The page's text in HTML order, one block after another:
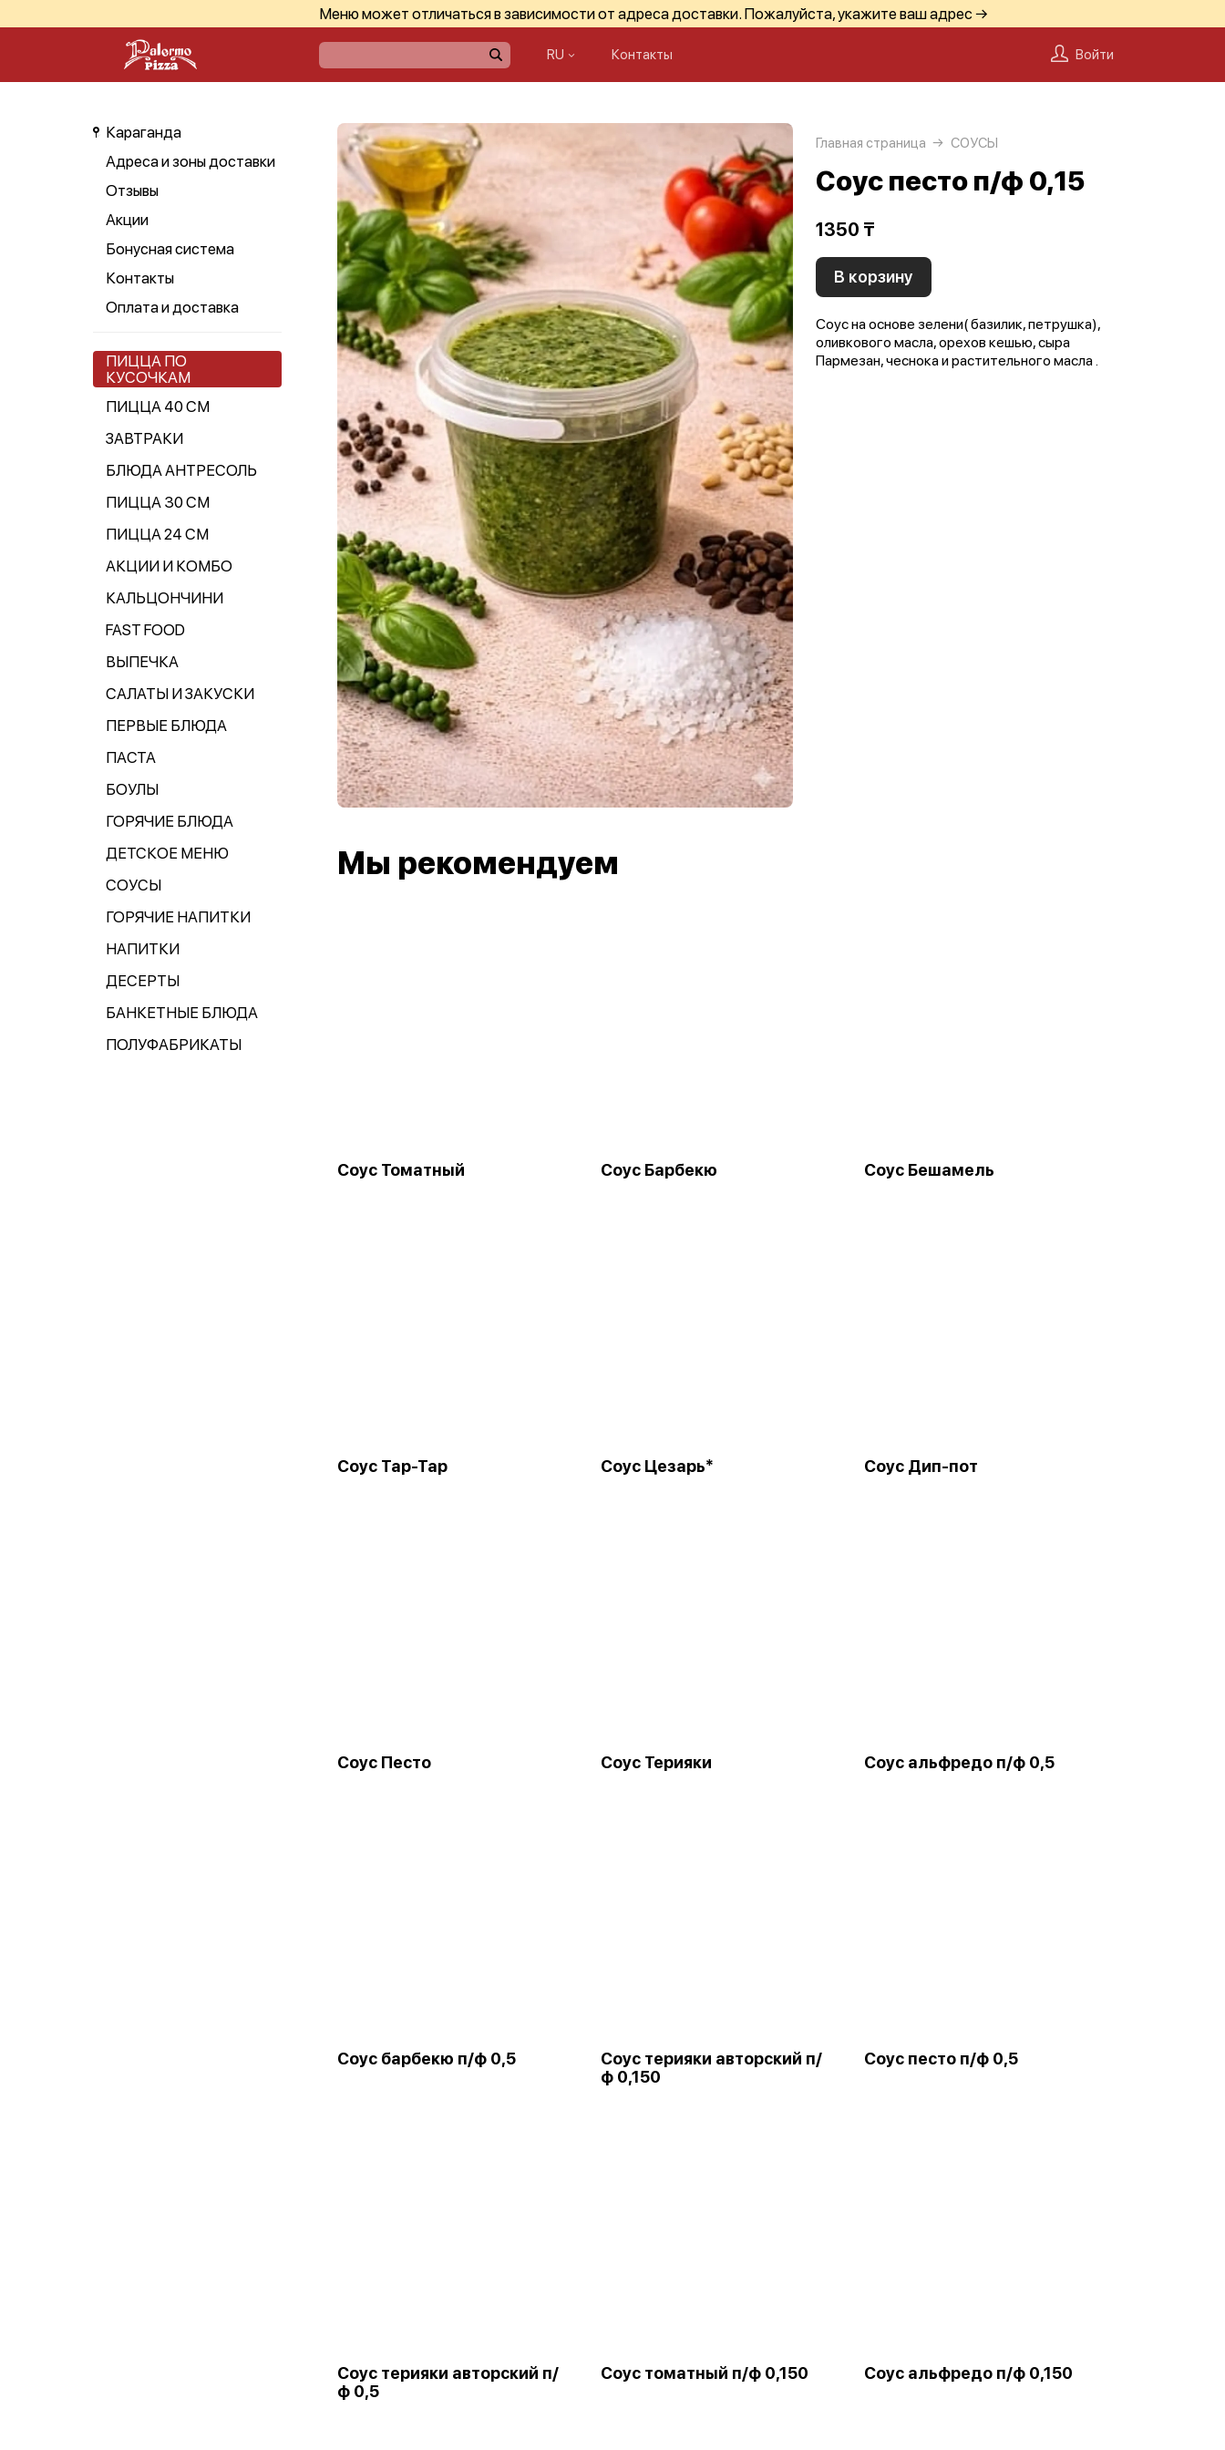
Меню может отличаться в зависимости от адреса доставки. Пожалуйста, укажите ваш адрес →
RU Контакты Войти
Караганда
Адреса и зоны доставки
Отзывы
Акции
Бонусная система
Контакты
Оплата и доставка
ПИЦЦА ПО
КУСОЧКАМ
ПИЦЦА 40 СМ
ЗАВТРАКИ
БЛЮДА АНТРЕСОЛЬ
ПИЦЦА 30 СМ
ПИЦЦА 24 СМ
АКЦИИ И КОМБО
КАЛЬЦОНЧИНИ
FAST FOOD
ВЫПЕЧКА
САЛАТЫ И ЗАКУСКИ
ПЕРВЫЕ БЛЮДА
ПАСТА
БОУЛЫ
ГОРЯЧИЕ БЛЮДА
ДЕТСКОЕ МЕНЮ
СОУСЫ
ГОРЯЧИЕ НАПИТКИ
НАПИТКИ
ДЕСЕРТЫ
БАНКЕТНЫЕ БЛЮДА
ПОЛУФАБРИКАТЫ
Главная страница СОУСЫ
Соус песто п/ф 0,15
1350 ₸
В корзину
Соус на основе зелени( базилик, петрушка),
оливкового масла, орехов кешью, сыра
Пармезан, чеснока и растительного масла .
Мы рекомендуем
Соус Томатный Соус Барбекю Соус Бешамель
Соус Тар-Тар Соус Цезарь* Соус Дип-пот
Соус Песто Соус Терияки Соус альфредо п/ф 0,5
Соус барбекю п/ф 0,5
Соус терияки авторский п/
ф 0,150
Соус песто п/ф 0,5
Соус терияки авторский п/
ф 0,5
Соус томатный п/ф 0,150 Соус альфредо п/ф 0,150